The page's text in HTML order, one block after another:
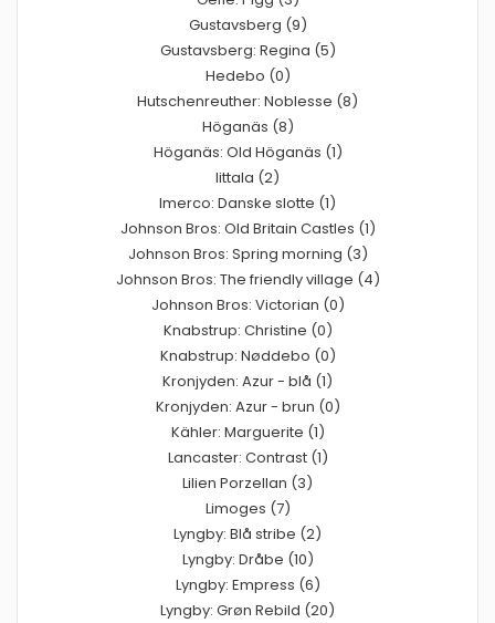
Gustavsberg (9)
Gustavsberg: Regina (5)
Hedebo (0)
Hutschenreuther: Noblesse (8)
Höganäs (8)
Höganäs: Old Höganäs (1)
Iittala (2)
Imerco: Danske slotte (1)
Johnson Bros: Old Britain Castles (1)
Johnson Bros: Spring morning (3)
Johnson Bros: The friendly village (4)
Johnson Bros: Victorian (0)
Knabstrup: Christine (0)
Knabstrup: Nøddebo (0)
Kronjyden: Azur - blå (1)
Kronjyden: Azur - brun (0)
Kähler: Marguerite (1)
Lancaster: Contrast (1)
Lilien Porzellan (3)
Limoges (7)
Lyngby: Blå stribe (2)
Lyngby: Dråbe (10)
Lyngby: Empress (6)
Lyngby: Grøn Rebild (20)